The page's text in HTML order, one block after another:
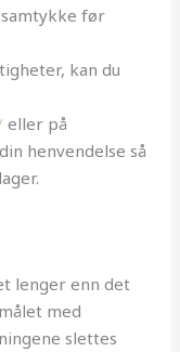
før
kan du
eller på
henvendelse så
lenger enn det
med
slettes